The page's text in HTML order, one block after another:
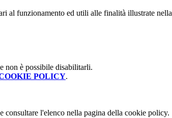
al funzionamento ed utili alle finalità illustrate nella
non è possibile disabilitarli.
POLICY.
consultare l'elenco nella pagina della cookie policy.